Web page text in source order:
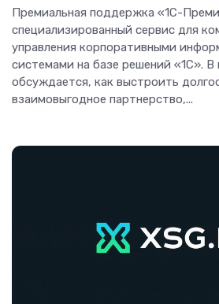
Премиальная поддержка «1С-
специализированный сервис для
управления корпоративными
системами на базе решений «1С». В
обсуждается, как выстроить
взаимовыгодное партнерство,...